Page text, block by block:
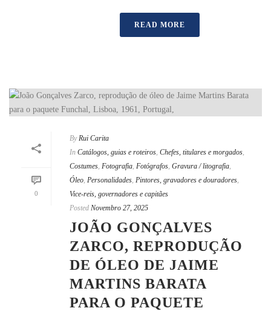
READ MORE
0
By Rui Carita
In Catálogos, guias e roteiros, Chefes, titulares e morgados,
Costumes, Fotografia, Fotógrafos, Gravura / litografia,
Óleo, Personalidades, Pintores, gravadores e douradores,
Vice-reis, governadores e capitães
Posted Novembro 27, 2025
JOÃO GONÇALVES
ZARCO, REPRODUÇÃO
DE ÓLEO DE JAIME
MARTINS BARATA
PARA O PAQUETE